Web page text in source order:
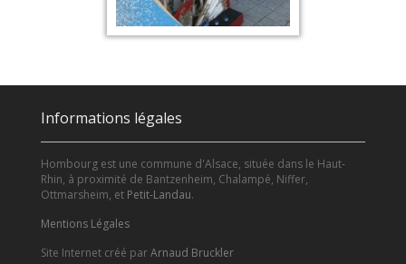
Informations légales
Hombourg est une commune d'Alsace, située dans le Haut-
Rhin, à proximité de Bantzenheim, Chalampé, Niffer,
Ottmarsheim, et Petit-Landau.
Mentions Légales
Site Internet créé parArnaud Bruckler